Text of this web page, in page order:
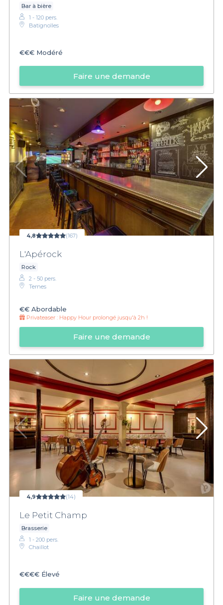
Bar à bière
1 - 120 pers.
Batignolles
€€€ Modéré
Faire une demande
4,8 (167)
L'Apérock
Rock
2 - 50 pers.
Ternes
€€ Abordable
Privateaser : Happy Hour prolongé jusqu'à 2h !
Faire une demande
4,9 (14)
Le Petit Champ
Brasserie
1 - 200 pers.
Chaillot
€€€€ Élevé
Faire une demande